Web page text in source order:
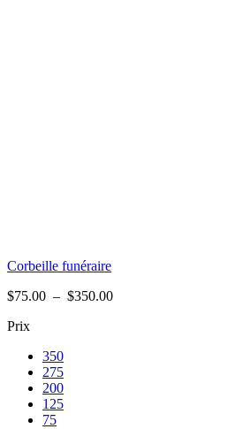
Corbeille funéraire
$75.00 – $350.00Plage
Prix
350
275
200
125
75